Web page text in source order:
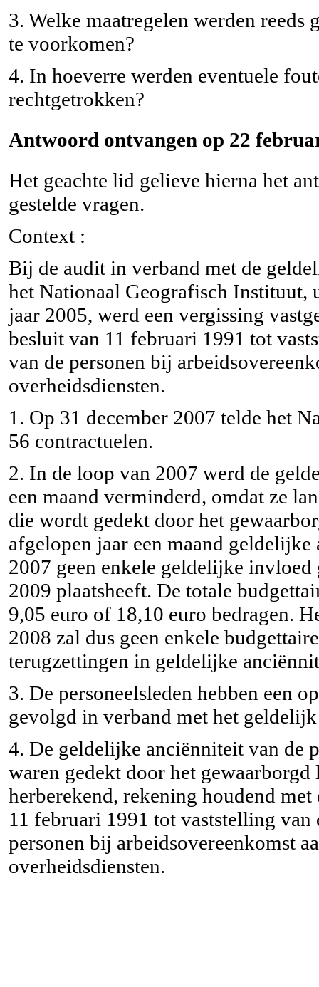
3. Welke maatregelen werden
te voorkomen?
4. In hoeverre werden eventuele
rechtgetrokken?
Antwoord ontvangen op 22
Het geachte lid gelieve hierna het
gestelde vragen.
Context :
Bij de audit in verband met de
het Nationaal Geografisch Instituut,
jaar 2005, werd een vergissing
besluit van 11 februari 1991 tot
van de personen bij
overheidsdiensten.
1. Op 31 december 2007 telde het
56 contractuelen.
2. In de loop van 2007 werd de
een maand verminderd, omdat ze
die wordt gedekt door het
afgelopen jaar een maand
2007 geen enkele geldelijke
2009 plaatsheeft. De totale
9,05 euro of 18,10 euro bedragen.
2008 zal dus geen enkele
terugzettingen in geldelijke
3. De personeelsleden hebben een
gevolgd in verband met het
4. De geldelijke anciënniteit van de
waren gedekt door het
herberekend, rekening houdend
11 februari 1991 tot vaststelling
personen bij arbeidsovereenkomst
overheidsdiensten.